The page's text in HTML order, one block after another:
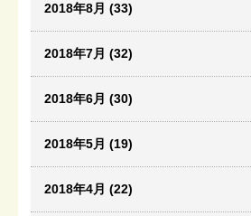
2018年8月 (33)
2018年7月 (32)
2018年6月 (30)
2018年5月 (19)
2018年4月 (22)